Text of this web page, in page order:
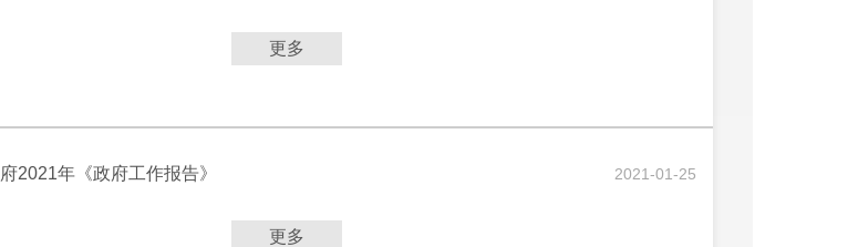
更多
2021年《政府工作报告》 2021-01-25
更多